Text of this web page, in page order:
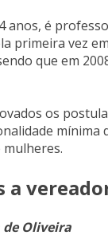
anos, é
primeira vez
que em
os
mínima
mulheres.
a
Oliveira